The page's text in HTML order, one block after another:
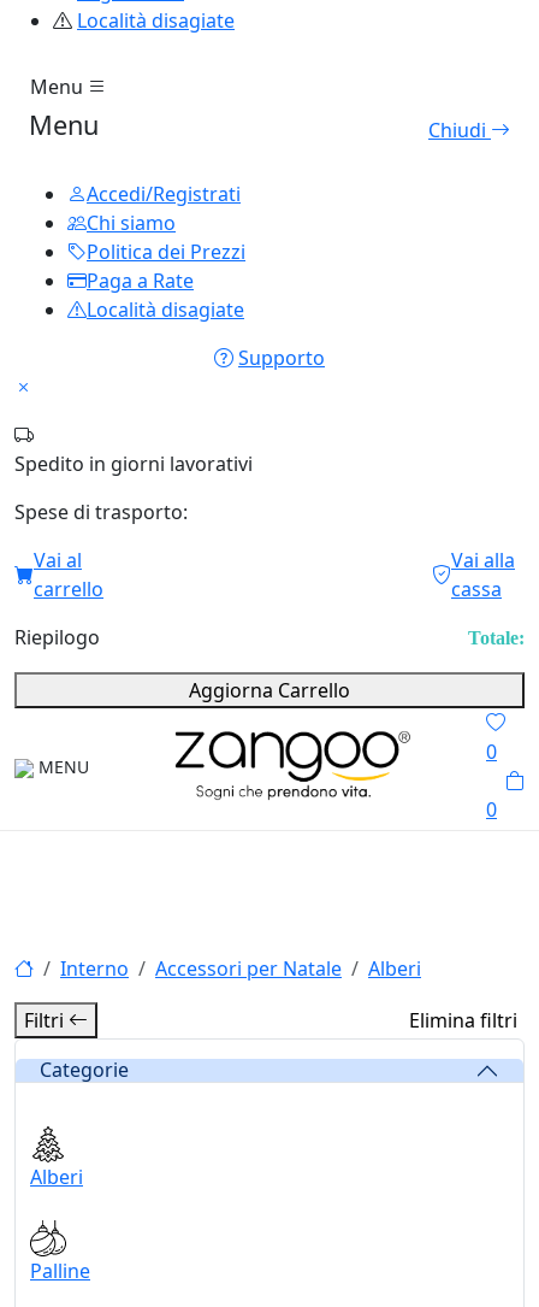
Località disagiate
Menu
Menu Chiudi
Accedi/Registrati
Chi siamo
Politica dei Prezzi
Paga a Rate
Località disagiate
Supporto
Spedito in giorni lavorativi
Spese di trasporto:
Vai al
carrello
Vai alla
cassa
Riepilogo
Totale:
Aggiorna Carrello
MENU
0
0
Interno Accessori per Natale
Alberi
Filtri
Elimina filtri
Categorie
Alberi
Palline